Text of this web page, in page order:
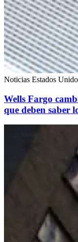
Noticias Estados
Wells Fargo
que deben saber